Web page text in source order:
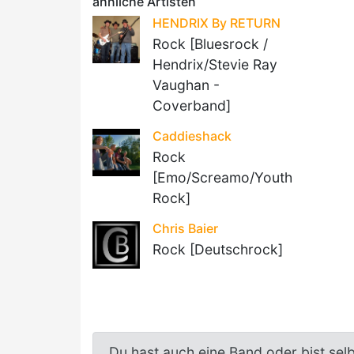
HENDRIX By RETURN
Rock [Bluesrock /
Hendrix/Stevie Ray
Vaughan -
Coverband]
Caddieshack
Rock
[Emo/Screamo/Youth
Rock]
Chris Baier
Rock [Deutschrock]